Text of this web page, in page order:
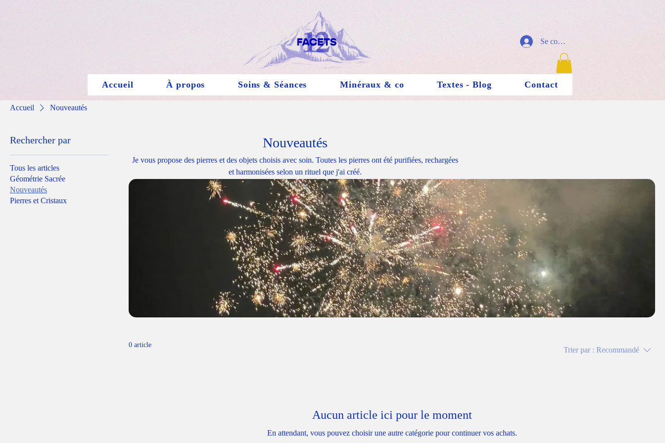
Se connecter
Accueil À propos Soins & Séances Minéraux & co Textes - Blog Contact
Accueil Nouveautés
Rechercher par
Tous les articles
Géométrie Sacrée
Nouveautés
Pierres et Cristaux
Nouveautés
Je vous propose des pierres et des objets choisis avec soin. Toutes les pierres ont été purifiées, rechargées
et harmonisées selon un rituel que j'ai créé.
0 article
Trier par : Recommandé
Aucun article ici pour le moment
En attendant, vous pouvez choisir une autre catégorie pour continuer vos achats.